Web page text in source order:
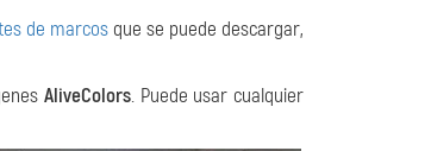
de marcosque se puede descargar,
AliveColors. Puede usar cualquier